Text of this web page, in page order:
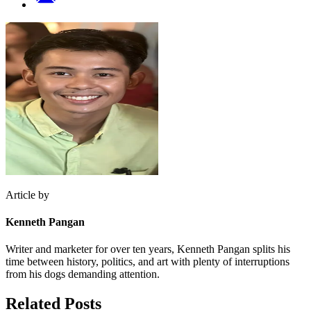
Article by
Kenneth Pangan
Writer and marketer for over ten years, Kenneth Pangan splits his
time between history, politics, and art with plenty of interruptions
from his dogs demanding attention.
Related Posts